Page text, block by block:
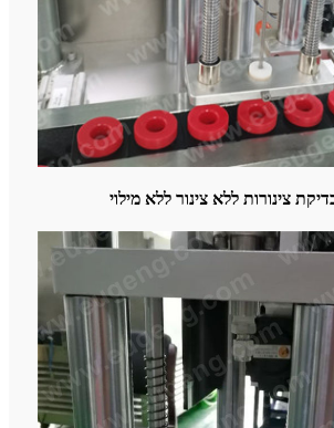
צינורות ללא צינור ללא מילוי